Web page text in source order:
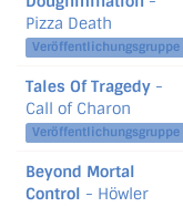
Pizza Death
Veröffentlichungsgruppe
Tales Of Tragedy -
Call of Charon
Veröffentlichungsgruppe
Beyond Mortal
Control - Höwler